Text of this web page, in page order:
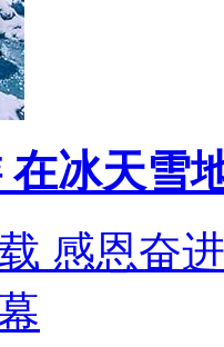
在冰天雪
感恩奋